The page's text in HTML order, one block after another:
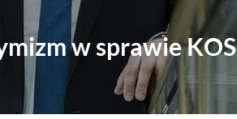
w sprawie KOS